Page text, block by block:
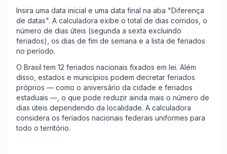
Insira uma data inicial e uma data final na aba "Diferença
de datas". A calculadora exibe o total de dias corridos, o
número de dias úteis (segunda a sexta excluindo
feriados), os dias de fim de semana e a lista de feriados
no período.
O Brasil tem 12 feriados nacionais fixados em lei. Além
disso, estados e municípios podem decretar feriados
próprios — como o aniversário da cidade e feriados
estaduais —, o que pode reduzir ainda mais o número de
dias úteis dependendo da localidade. A calculadora
considera os feriados nacionais federais uniformes para
todo o território.